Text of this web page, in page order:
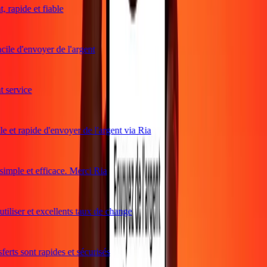
et fiable
d'envoyer de l'argent
rapide d'envoyer de l'argent via Ria
et efficace. Merci Ria
et excellents taux de change
sont rapides et sécurisés